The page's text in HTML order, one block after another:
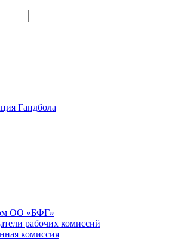
Гандбола
ОО «БФГ»
рабочих комиссий
комиссия